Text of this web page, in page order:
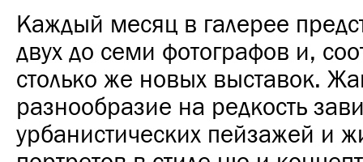
Каждый месяц в галерее
двух до семи фотографов и,
столько же новых выставок.
разнообразие на редкость
урбанистических пейзажей и